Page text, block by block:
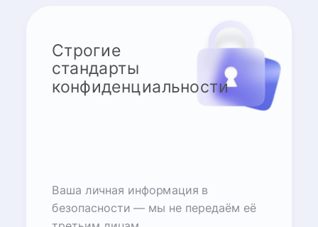
Строгие
стандарты
конфиденциальности
Ваша личная информация в
безопасности — мы не передаём её